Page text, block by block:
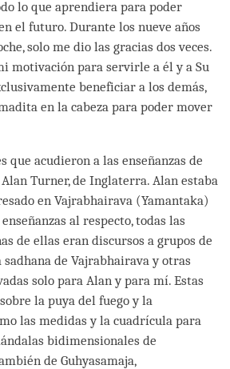
lo que aprendiera para poder
el futuro. Durante los nueve años
solo me dio las gracias dos veces.
motivación para servirle a él y a Su
beneficiar a los demás,
en la cabeza para poder mover
que acudieron a las enseñanzas de
Alan Turner, de Inglaterra. Alan estaba
en Vajrabhairava (Yamantaka)
al respecto, todas las
de ellas eran discursos a grupos de
de Vajrabhairava y otras
solo para Alan y para mí. Estas
la puya del fuego y la
las medidas y la cuadrícula para
bidimensionales de
de Guhyasamaja,